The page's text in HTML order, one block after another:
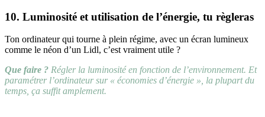
10. Luminosité et utilisation de l’énergie, tu règleras
Ton ordinateur qui tourne à plein régime, avec un écran lumineux
comme le néon d’un Lidl, c’est vraiment utile ?
Que faire ? Régler la luminosité en fonction de l’environnement. Et
paramétrer l’ordinateur sur « économies d’énergie », la plupart du
temps, ça suffit amplement.